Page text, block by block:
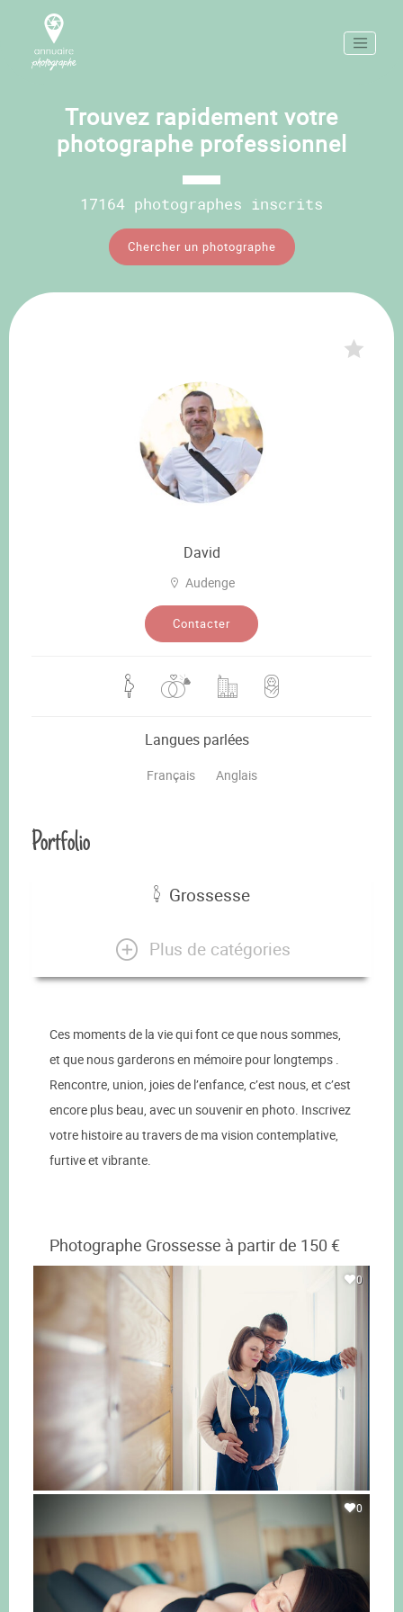
Trouvez rapidement votre
photographe professionnel
17164 photographes inscrits
Chercher un photographe
David
Audenge
Contacter
Langues parlées
Français Anglais
Portfolio
Grossesse
Plus de catégories
Ces moments de la vie qui font ce que nous sommes,
et que nous garderons en mémoire pour longtemps .
Rencontre, union, joies de l’enfance, c’est nous, et c’est
encore plus beau, avec un souvenir en photo. Inscrivez
votre histoire au travers de ma vision contemplative,
furtive et vibrante.
Photographe Grossesse à partir de 150 €
0
0